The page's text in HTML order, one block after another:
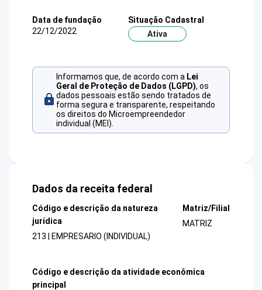
Data de fundação
22/12/2022
Situação Cadastral
Ativa
Informamos que, de acordo com a Lei
Geral de Proteção de Dados (LGPD), os
dados pessoais estão sendo tratados de
forma segura e transparente, respeitando
os direitos do Microempreendedor
individual (MEI).
Dados da receita federal
Código e descrição da natureza
jurídica
213 | EMPRESARIO (INDIVIDUAL)
Matriz/Filial
MATRIZ
Código e descrição da atividade econômica
principal